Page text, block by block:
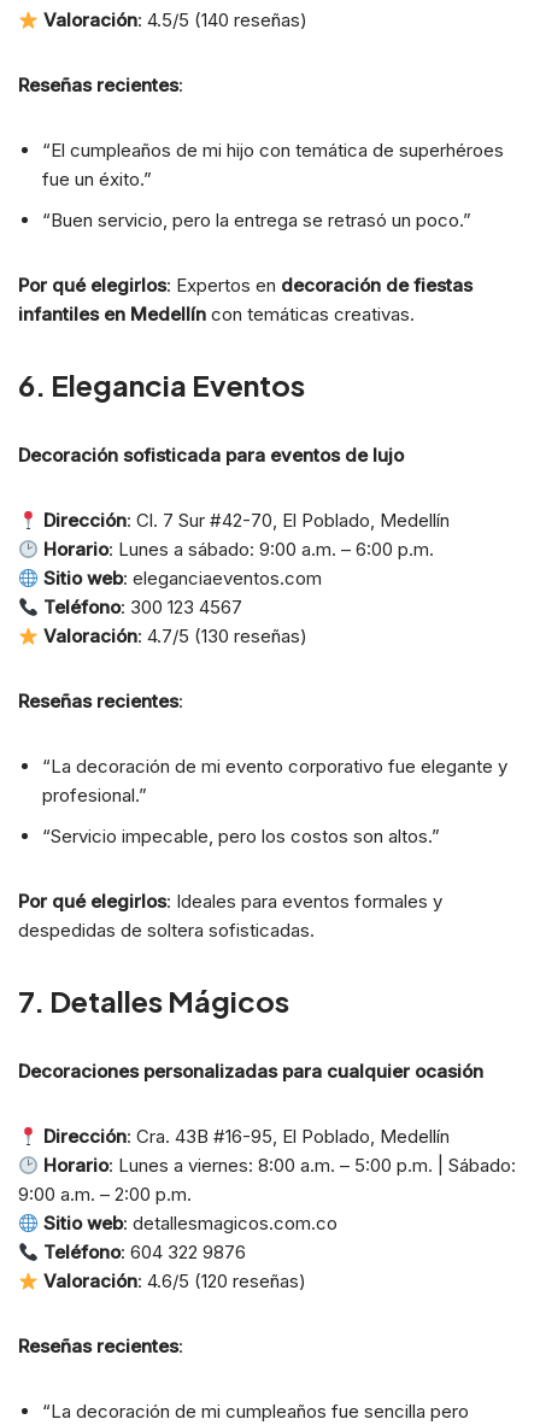
Valoración: 4.5/5 (140 reseñas)
Reseñas recientes:
“El cumpleaños de mi hijo con temática de superhéroes
fue un éxito.”
“Buen servicio, pero la entrega se retrasó un poco.”
Por qué elegirlos: Expertos en decoración de fiestas
infantiles en Medellín con temáticas creativas.
6. Elegancia Eventos
Decoración sofisticada para eventos de lujo
Dirección: Cl. 7 Sur #42-70, El Poblado, Medellín
Horario: Lunes a sábado: 9:00 a.m. – 6:00 p.m.
Sitio web: eleganciaeventos.com
Teléfono: 300 123 4567
Valoración: 4.7/5 (130 reseñas)
Reseñas recientes:
“La decoración de mi evento corporativo fue elegante y
profesional.”
“Servicio impecable, pero los costos son altos.”
Por qué elegirlos: Ideales para eventos formales y
despedidas de soltera sofisticadas.
7. Detalles Mágicos
Decoraciones personalizadas para cualquier ocasión
Dirección: Cra. 43B #16-95, El Poblado, Medellín
Horario: Lunes a viernes: 8:00 a.m. – 5:00 p.m. | Sábado:
9:00 a.m. – 2:00 p.m.
Sitio web: detallesmagicos.com.co
Teléfono: 604 322 9876
Valoración: 4.6/5 (120 reseñas)
Reseñas recientes:
“La decoración de mi cumpleaños fue sencilla pero